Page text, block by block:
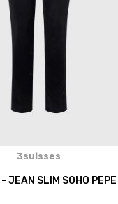
3suisses
JEAN SLIM SOHO PEPE